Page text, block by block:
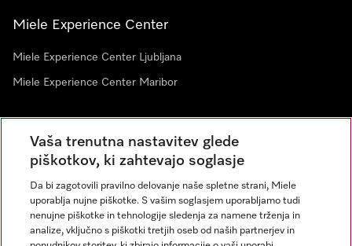
Miele Experience Center
Miele Experience Center Ljubljana
Miele Experience Center Maribor
Novice
Vaša trenutna nastavitev glede
piškotkov, ki zahtevajo soglasje
Da bi zagotovili pravilno delovanje naše spletne strani, Miele
uporablja nujne piškotke. S vašim soglasjem uporabljamo tudi
nenujne piškotke in tehnologije sledenja za namene trženja in
analize, vključno s piškotki tretjih oseb od naših partnerjev in